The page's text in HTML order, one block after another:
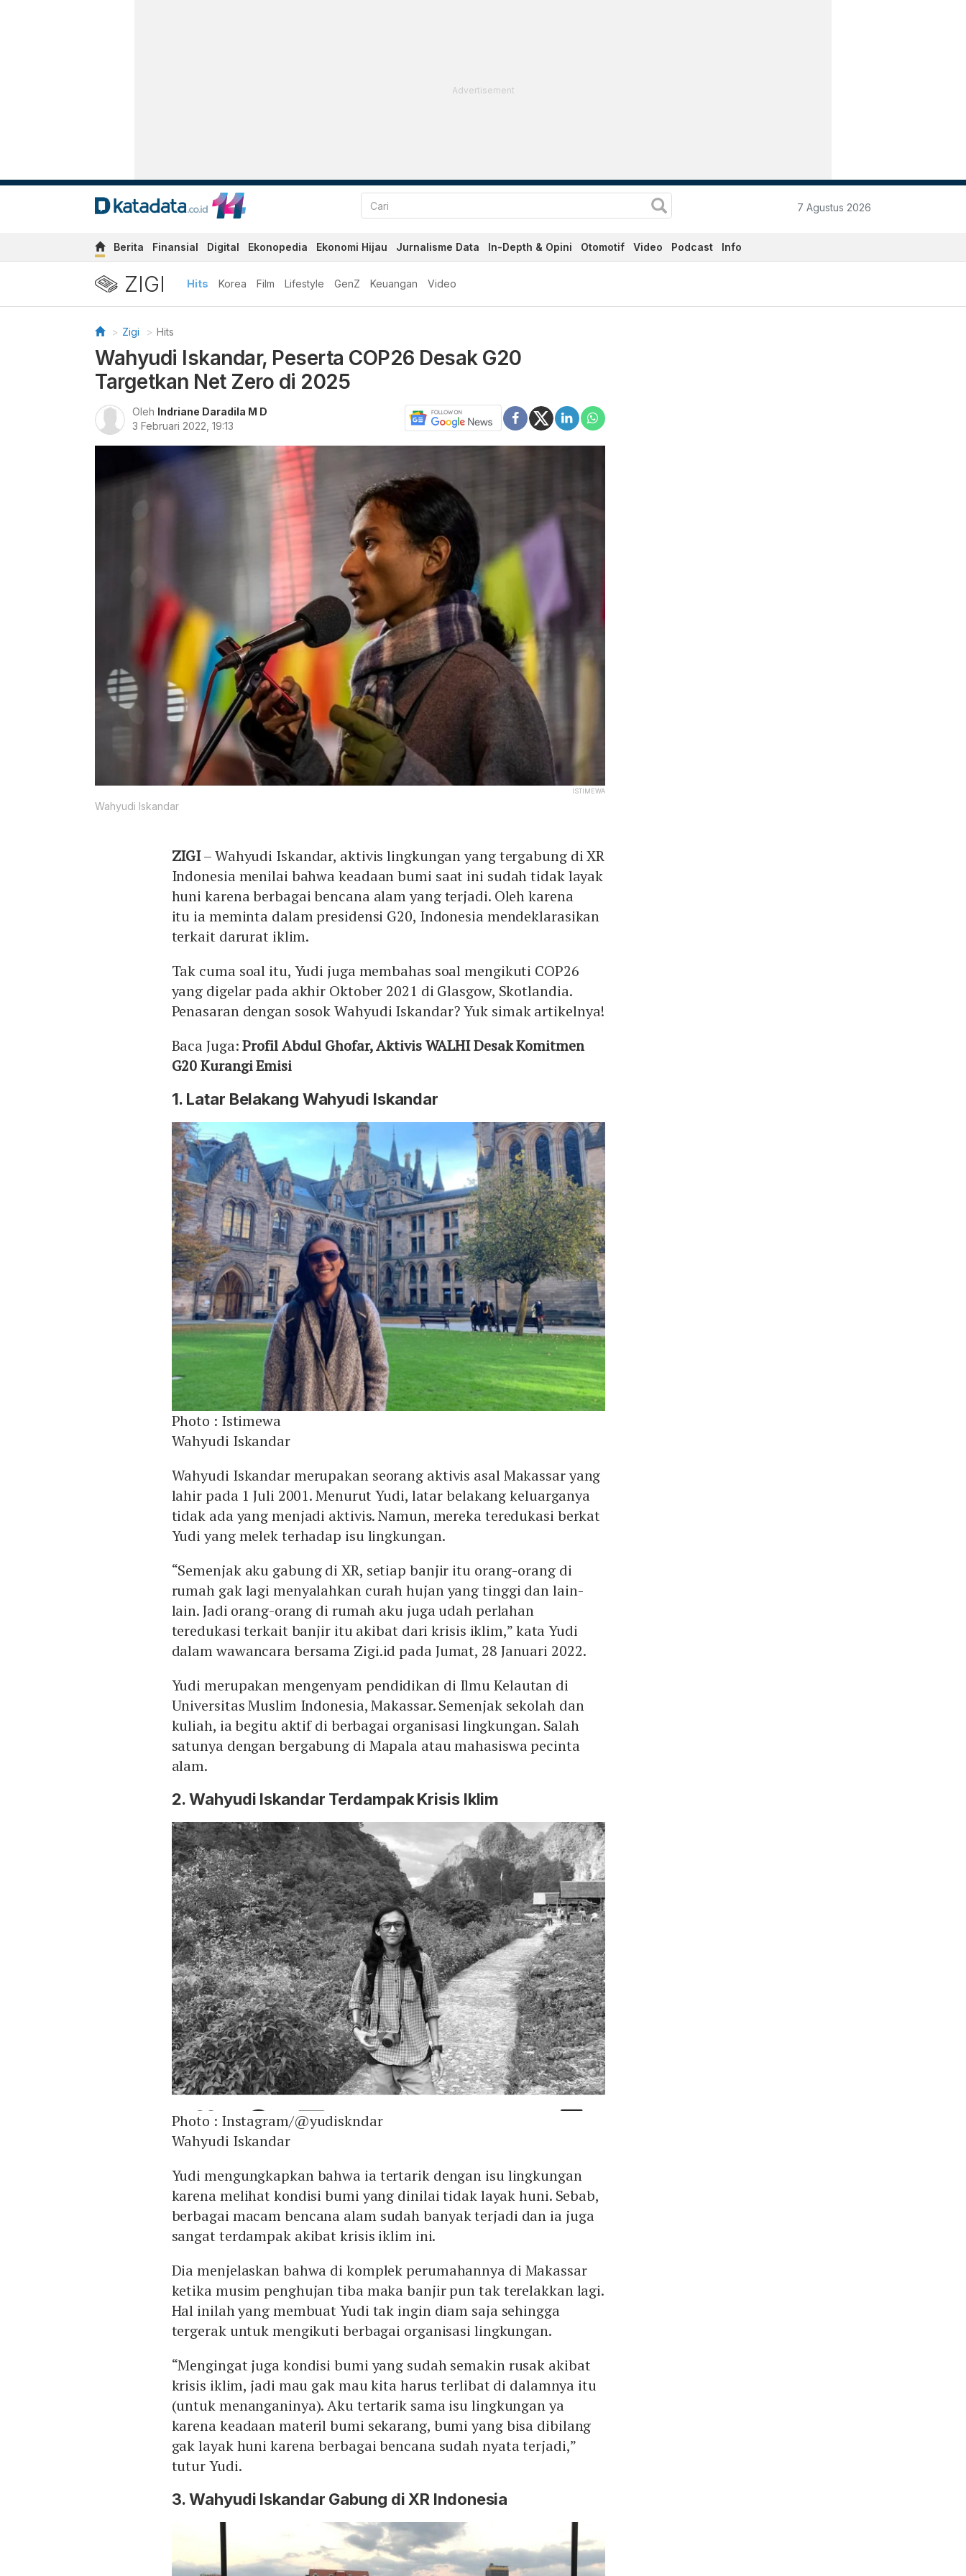
Advertisement
7 Agustus 2026
Berita Finansial Digital Ekonopedia Ekonomi Hijau Jurnalisme Data In-Depth & Opini Otomotif Video Podcast Info
ZIGI Hits Korea Film Lifestyle GenZ Keuangan Video
Zigi Hits
Wahyudi Iskandar, Peserta COP26 Desak G20
Targetkan Net Zero di 2025
Oleh Indriane Daradila M D
3 Februari 2022, 19:13
ISTIMEWA
Wahyudi Iskandar
ZIGI– Wahyudi Iskandar, aktivis lingkungan yang tergabung di XR
Indonesia menilai bahwa keadaan bumi saat ini sudah tidak layak
huni karena berbagai bencana alam yang terjadi. Oleh karena
itu ia meminta dalam presidensi G20, Indonesia mendeklarasikan
terkait darurat iklim.
Tak cuma soal itu, Yudi juga membahas soal mengikuti COP26
yang digelar pada akhir Oktober 2021 di Glasgow, Skotlandia.
Penasaran dengan sosok Wahyudi Iskandar? Yuk simak artikelnya!
Baca Juga:Profil Abdul Ghofar, Aktivis WALHI Desak Komitmen
G20 Kurangi Emisi
1. Latar Belakang Wahyudi Iskandar
Photo : Istimewa
Wahyudi Iskandar
Wahyudi Iskandar merupakan seorang aktivis asal Makassar yang
lahir pada 1 Juli 2001. Menurut Yudi, latar belakang keluarganya
tidak ada yang menjadi aktivis. Namun, mereka teredukasi berkat
Yudi yang melek terhadap isu lingkungan.
“Semenjak aku gabung di XR, setiap banjir itu orang-orang di
rumah gak lagi menyalahkan curah hujan yang tinggi dan lain-
lain. Jadi orang-orang di rumah aku juga udah perlahan
teredukasi terkait banjir itu akibat dari krisis iklim,” kata Yudi
dalam wawancara bersama Zigi.id pada Jumat, 28 Januari 2022.
Yudi merupakan mengenyam pendidikan di Ilmu Kelautan di
Universitas Muslim Indonesia, Makassar. Semenjak sekolah dan
kuliah, ia begitu aktif di berbagai organisasi lingkungan. Salah
satunya dengan bergabung di Mapala atau mahasiswa pecinta
alam.
2. Wahyudi Iskandar Terdampak Krisis Iklim
Photo : Instagram/@yudiskndar
Wahyudi Iskandar
Yudi mengungkapkan bahwa ia tertarik dengan isu lingkungan
karena melihat kondisi bumi yang dinilai tidak layak huni. Sebab,
berbagai macam bencana alam sudah banyak terjadi dan ia juga
sangat terdampak akibat krisis iklim ini.
Dia menjelaskan bahwa di komplek perumahannya di Makassar
ketika musim penghujan tiba maka banjir pun tak terelakkan lagi.
Hal inilah yang membuat Yudi tak ingin diam saja sehingga
tergerak untuk mengikuti berbagai organisasi lingkungan.
“Mengingat juga kondisi bumi yang sudah semakin rusak akibat
krisis iklim, jadi mau gak mau kita harus terlibat di dalamnya itu
(untuk menanganinya). Aku tertarik sama isu lingkungan ya
karena keadaan materil bumi sekarang, bumi yang bisa dibilang
gak layak huni karena berbagai bencana sudah nyata terjadi,”
tutur Yudi.
3. Wahyudi Iskandar Gabung di XR Indonesia